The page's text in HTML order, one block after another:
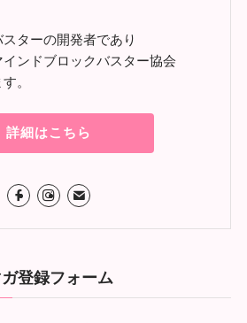
ターの開発者であり
ンドブロックバスター協会
。
詳細はこちら
登録フォーム